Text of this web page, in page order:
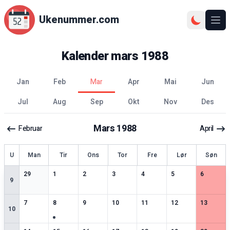
Ukenummer.com
Kalendermars 1988
jan feb mar apr mai
jun
jul
aug sep okt nov des
Februar Mars1988 April
Uke Man Tir Ons Tor Fre Lør Søn
9
29
2spesielle datoer
12 spesielle datoer
2
2spesielle datoer
3
2spesielle datoer
4
2spesielle datoer
5
2spesielle datoer
6
3
10
7
3spesielle datoer
8
3spesielle datoer
9
2spesielle datoer
10
2spesielle datoer
11
2spesielle datoer
12
2spesielle datoer
13
2